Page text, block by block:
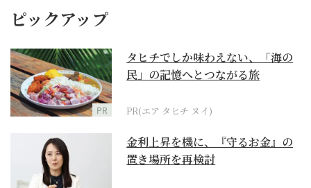
ピックアップ
PR
タヒチでしか味わえない、「海の
民」の記憶へとつながる旅
PR(エア タヒチ ヌイ)
金利上昇を機に、『守るお金』の
置き場所を再検討